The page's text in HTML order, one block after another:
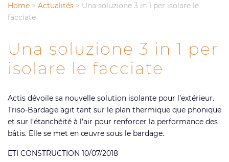
Home > Actualités > Una soluzione 3 in 1 per isolare le
facciate
Una soluzione 3 in 1 per
isolare le facciate
Actis dévoile sa nouvelle solution isolante pour l’extérieur.
Triso-Bardage agit tant sur le plan thermique que phonique
et sur l’étanchéité à l’air pour renforcer la performance des
bâtis. Elle se met en œuvre sous le bardage.
ETI CONSTRUCTION 10/07/2018